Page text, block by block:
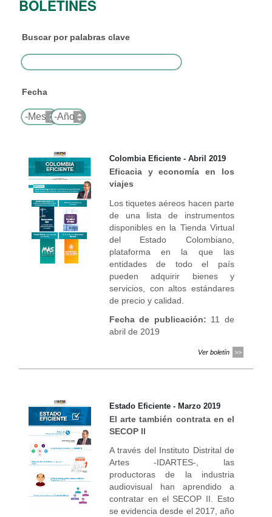
BOLETINES
Buscar por palabras clave
Fecha
Mes
Año
Colombia Eficiente - Abril 2019
Eficacia y economía en los
viajes
Los tiquetes aéreos hacen parte
de una lista de instrumentos
disponibles en la Tienda Virtual
del Estado Colombiano,
plataforma en la que las
entidades de todo el país
pueden adquirir bienes y
servicios, con altos estándares
de precio y calidad.
Fecha de publicación: 11 de
abril de 2019
Ver boletín
Estado Eficiente - Marzo 2019
El arte también contrata en el
SECOP II
A través del Instituto Distrital de
Artes -IDARTES-, las
productoras de la industria
audiovisual han aprendido a
contratar en el SECOP II. Esto
se evidencia desde el 2017, año